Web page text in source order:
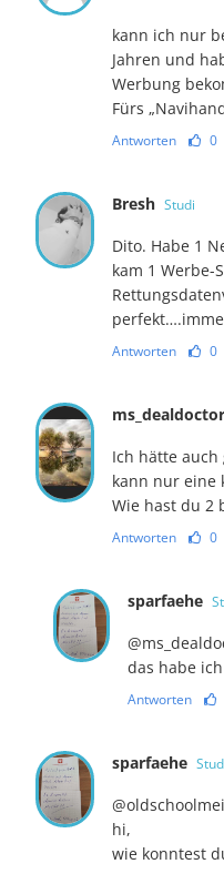
kann ich nur
Jahren und
Werbung
Fürs
Antworten 0
Bresh Studi
Dito. Habe 1
kam 1 Werbe-
Antworten 0
ms_dealdoctor
Ich hätte auch
kann nur eine
Wie hast du 2
Antworten 0
sparfaehe
das habe
Antworten
sparfaehe
hi,
wie konntest